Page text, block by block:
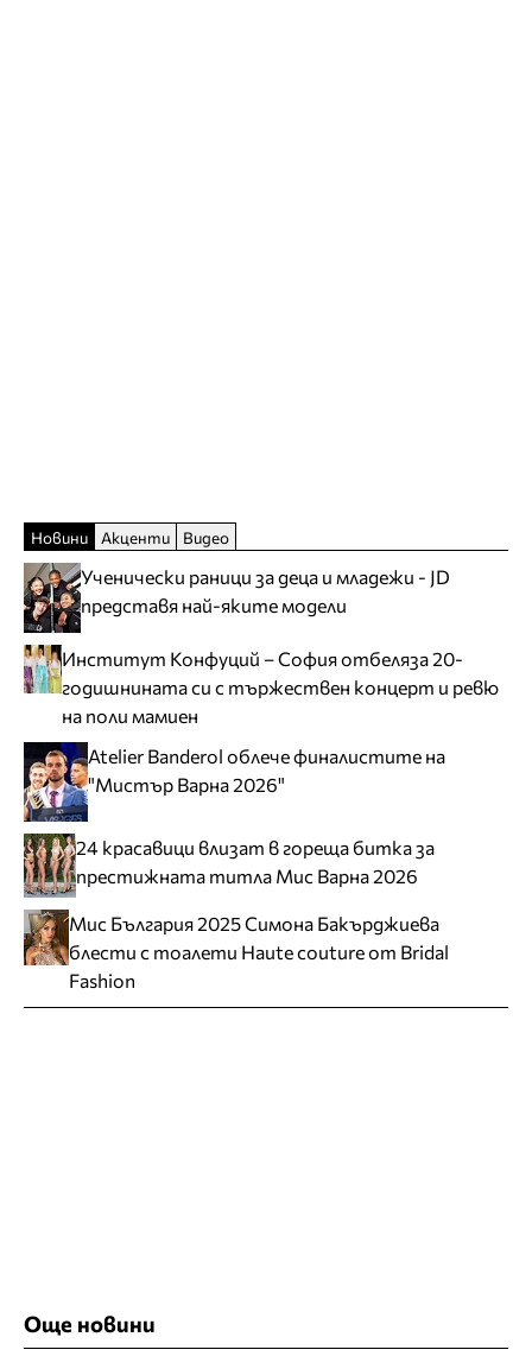
Новини Акценти Видео
Ученически раници за деца и младежи - JD
представя най-яките модели
Институт Конфуций – София отбеляза 20-
годишнината си с тържествен концерт и ревю
на поли мамиен
Atelier Banderol облече финалистите на
"Мистър Варна 2026"
24 красавици влизат в гореща битка за
престижната титла Мис Варна 2026
Мис България 2025 Симона Бакърджиева
блести с тоалети Haute couture от Bridal
Fashion
Още новини